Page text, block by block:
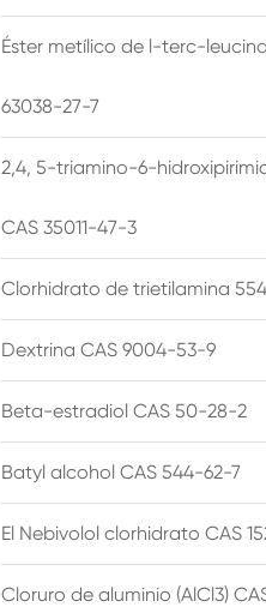
Éster metílico de l-terc-
63038-27-7
2,4, 5-triamino-6-
CAS 35011-47-3
Clorhidrato de trietilamina 554
Dextrina CAS 9004-53-9
Beta-estradiol CAS 50-28-2
Batyl alcohol CAS 544-62-7
El Nebivolol clorhidrato CAS
Cloruro de aluminio (AlCl3)